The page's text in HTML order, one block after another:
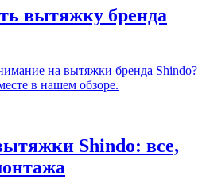
вытяжку бренда
на вытяжки бренда Shindo?
в нашем обзоре.
Shindo: все,